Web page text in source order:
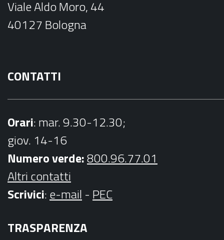
o
k
r
a
Viale Aldo Moro, 44
40127 Bologna
CONTATTI
Orari: mar. 9.30-12.30;
giov. 14-16
Numero verde:800.96.77.01
Altri contatti
Scrivici:e-mail - PEC
TRASPARENZA